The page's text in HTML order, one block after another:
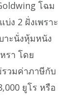
โฉม
ง 2 ฝั่งเพราะ
าะนั่งหุ้มหนัง
รา โดย
วมค่าภาษีกับ
ยูโร หรือ